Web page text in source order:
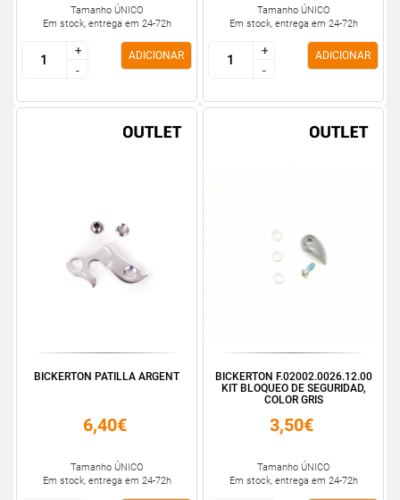
Tamanho ÚNICO
Em stock, entrega em 24-72h
+
-
+
-
ADICIONAR
Tamanho ÚNICO
Em stock, entrega em 24-72h
+
-
+
-
ADICIONAR
BICKERTON PATILLA ARGENT
6,40€
Tamanho ÚNICO
Em stock, entrega em 24-72h
BICKERTON F.02002.0026.12.00
KIT BLOQUEO DE SEGURIDAD,
COLOR GRIS
3,50€
Tamanho ÚNICO
Em stock, entrega em 24-72h